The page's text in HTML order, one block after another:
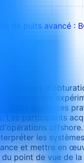
de puits avancé :
des meilleures
participants
les
et mettre en
point de vue de